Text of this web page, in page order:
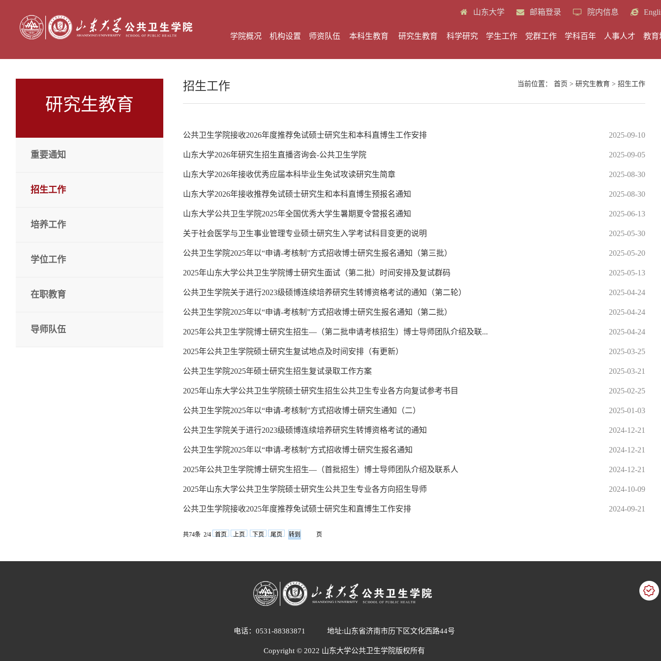
山东大学 邮箱登录 院内信息
学院概况 机构设置 师资队伍 本科生教育 研究生教育 科学研究 学生工作 党群工作 学科百年 人事人才 教育
研究生教育
重要通知
招生工作
培养工作
学位工作
在职教育
导师队伍
招生工作 当前位置： 首页 > 研究生教育> 招生工作
公共卫生学院接收2026年度推荐免试硕士研究生和本科直博生工作安排 2025-09-10
山东大学2026年研究生招生直播咨询会-公共卫生学院 2025-09-05
山东大学2026年接收优秀应届本科毕业生免试攻读研究生简章 2025-08-30
山东大学2026年接收推荐免试硕士研究生和本科直博生预报名通知 2025-08-30
山东大学公共卫生学院2025年全国优秀大学生暑期夏令营报名通知 2025-06-13
关于社会医学与卫生事业管理专业硕士研究生入学考试科目变更的说明 2025-05-30
公共卫生学院2025年以“申请-考核制”方式招收博士研究生报名通知（第三批） 2025-05-20
2025年山东大学公共卫生学院博士研究生面试（第二批）时间安排及复试群码 2025-05-13
公共卫生学院关于进行2023级硕博连续培养研究生转博资格考试的通知（第二轮） 2025-04-24
公共卫生学院2025年以“申请-考核制”方式招收博士研究生报名通知（第二批） 2025-04-24
2025年公共卫生学院博士研究生招生—（第二批申请考核招生）博士导师团队介绍及联... 2025-04-24
2025年公共卫生学院硕士研究生复试地点及时间安排（有更新） 2025-03-25
公共卫生学院2025年硕士研究生招生复试录取工作方案 2025-03-21
2025年山东大学公共卫生学院硕士研究生招生公共卫生专业各方向复试参考书目 2025-02-25
公共卫生学院2025年以“申请-考核制”方式招收博士研究生通知（二） 2025-01-03
公共卫生学院关于进行2023级硕博连续培养研究生转博资格考试的通知 2024-12-21
公共卫生学院2025年以“申请-考核制”方式招收博士研究生报名通知 2024-12-21
2025年公共卫生学院博士研究生招生—（首批招生）博士导师团队介绍及联系人 2024-12-21
2025年山东大学公共卫生学院硕士研究生公共卫生专业各方向招生导师 2024-10-09
公共卫生学院接收2025年度推荐免试硕士研究生和直博生工作安排 2024-09-21
共74条 2/4 首页 上页 下页 尾页 页
电话：0531-88383871 地址:山东省济南市历下区文化西路44号
Copyright © 2022 山东大学公共卫生学院版权所有